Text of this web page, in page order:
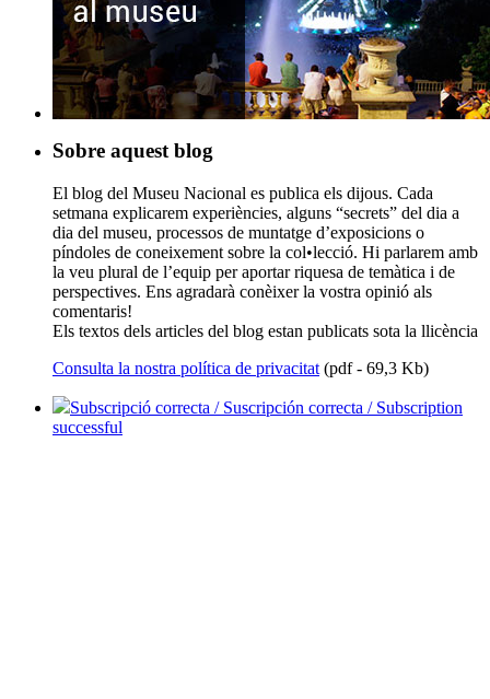
Sobre aquest blog
El blog del Museu Nacional es publica els dijous. Cada
setmana explicarem experiències, alguns “secrets” del dia a
dia del museu, processos de muntatge d’exposicions o
píndoles de coneixement sobre la col•lecció. Hi parlarem amb
la veu plural de l’equip per aportar riquesa de temàtica i de
perspectives. Ens agradarà conèixer la vostra opinió als
comentaris!
Els textos dels articles del blog estan publicats sota la llicència
Consulta la nostra política de privacitat (pdf - 69,3 Kb)
Subscripció correcta / Suscripción correcta / Subscription
successful